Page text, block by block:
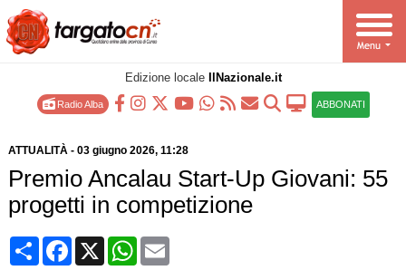
Edizione locale IlNazionale.it
Radio Alba ABBONATI
ATTUALITÀ- 03 giugno 2026, 11:28
Premio Ancalau Start-Up Giovani: 55
progetti in competizione
CondividiFacebook
X WhatsApp
Email